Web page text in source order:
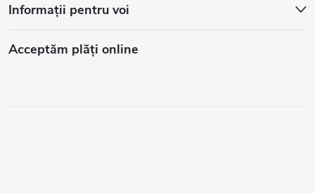
Informații pentru voi
Acceptăm plăţi online